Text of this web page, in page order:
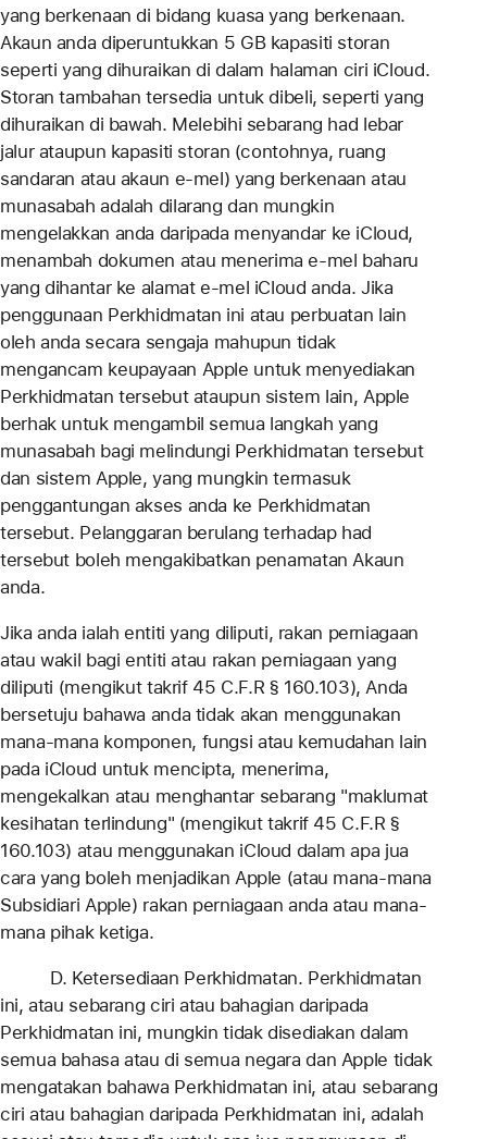
yang berkenaan di bidang kuasa yang berkenaan.
Akaun anda diperuntukkan 5 GB kapasiti storan
seperti yang dihuraikan di dalam halaman ciri iCloud.
Storan tambahan tersedia untuk dibeli, seperti yang
dihuraikan di bawah. Melebihi sebarang had lebar
jalur ataupun kapasiti storan (contohnya, ruang
sandaran atau akaun e-mel) yang berkenaan atau
munasabah adalah dilarang dan mungkin
mengelakkan anda daripada menyandar ke iCloud,
menambah dokumen atau menerima e-mel baharu
yang dihantar ke alamat e-mel iCloud anda. Jika
penggunaan Perkhidmatan ini atau perbuatan lain
oleh anda secara sengaja mahupun tidak
mengancam keupayaan Apple untuk menyediakan
Perkhidmatan tersebut ataupun sistem lain, Apple
berhak untuk mengambil semua langkah yang
munasabah bagi melindungi Perkhidmatan tersebut
dan sistem Apple, yang mungkin termasuk
penggantungan akses anda ke Perkhidmatan
tersebut. Pelanggaran berulang terhadap had
tersebut boleh mengakibatkan penamatan Akaun
anda.
Jika anda ialah entiti yang diliputi, rakan perniagaan
atau wakil bagi entiti atau rakan perniagaan yang
diliputi (mengikut takrif 45 C.F.R § 160.103), Anda
bersetuju bahawa anda tidak akan menggunakan
mana-mana komponen, fungsi atau kemudahan lain
pada iCloud untuk mencipta, menerima,
mengekalkan atau menghantar sebarang "maklumat
kesihatan terlindung" (mengikut takrif 45 C.F.R §
160.103) atau menggunakan iCloud dalam apa jua
cara yang boleh menjadikan Apple (atau mana-mana
Subsidiari Apple) rakan perniagaan anda atau mana-
mana pihak ketiga.
D. Ketersediaan Perkhidmatan. Perkhidmatan
ini, atau sebarang ciri atau bahagian daripada
Perkhidmatan ini, mungkin tidak disediakan dalam
semua bahasa atau di semua negara dan Apple tidak
mengatakan bahawa Perkhidmatan ini, atau sebarang
ciri atau bahagian daripada Perkhidmatan ini, adalah